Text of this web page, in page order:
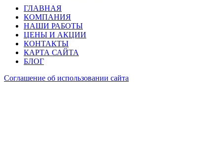
ГЛАВНАЯ
КОМПАНИЯ
НАШИ РАБОТЫ
ЦЕНЫ И АКЦИИ
КОНТАКТЫ
КАРТА САЙТА
БЛОГ
Cоглашение об использовании сайта